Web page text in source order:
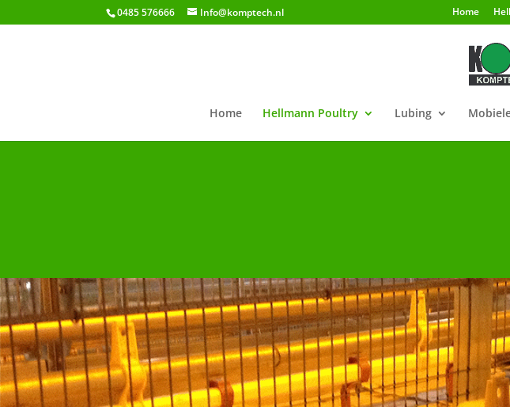
0485 576666 Info@komptech.nl Home
Home Hellmann Poultry Lubing